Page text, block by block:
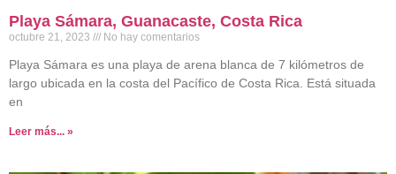
Playa Sámara, Guanacaste, Costa Rica
octubre 21, 2023 No hay comentarios
Playa Sámara es una playa de arena blanca de 7 kilómetros de
largo ubicada en la costa del Pacífico de Costa Rica. Está situada
en
Leer más... »